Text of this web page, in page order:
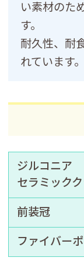
い素材のた
す。
耐久性、耐
れています。
ジルコニア
セラミック
前装冠
ファイバー